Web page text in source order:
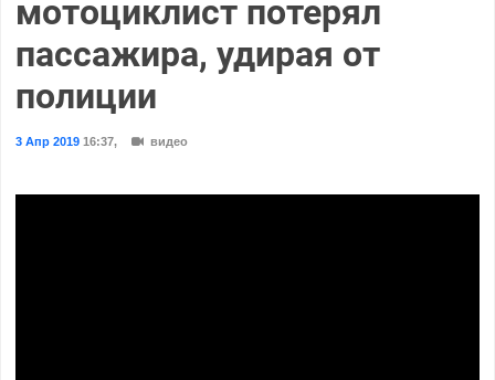
мотоциклист потерял
пассажира, удирая от
полиции
3 Апр 201916:37, видео